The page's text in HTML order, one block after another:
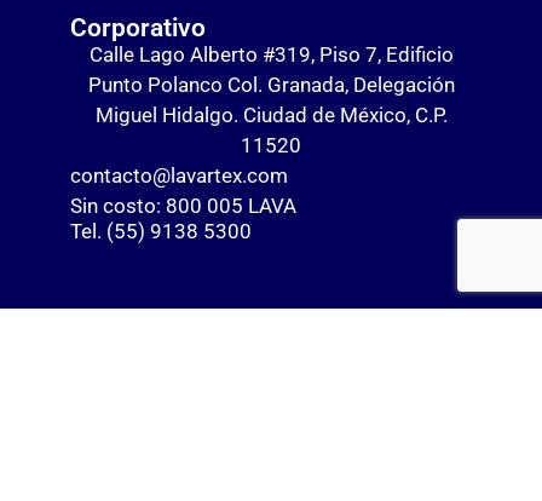
Corporativo
Calle Lago Alberto #319, Piso 7, Edificio
Punto Polanco Col. Granada, Delegación
Miguel Hidalgo. Ciudad de México, C.P.
11520
contacto@lavartex.com
Sin costo: 800 005 LAVA
Tel. (55) 9138 5300